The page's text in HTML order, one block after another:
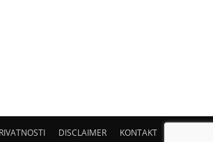
DISCLAIMER KONTAKT